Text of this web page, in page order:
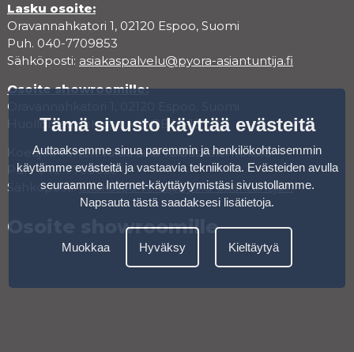
Lasku osoite:
Oravannahkatori 1, 02120 Espoo, Suomi
Puh. 040-7709853
Sähköposti: asiakaspalvelu@pyora-asiantuntija.fi
Osoite showroomille:
Oravannahkatori 1, 02120 Espoo, Suomi
Huollon aukioloajat MA-PE 10-18
Koeajoa varten varaa aika varauskalenterista.
Puh. 040-7709853
Sähköposti:asiakaspalvelu@pyora-asiantuntija.fi
Osoite showroomille
Tämä sivusto käyttää evästeitä
Auttaaksemme sinua paremmin ja henkilökohtaisemmin
käytämme evästeitä ja vastaavia tekniikoita. Evästeiden avulla
seuraamme Internet-käyttäytymistäsi sivustollamme.
Napsauta tästä saadaksesi lisätietoja.
Muokkaa Hyväksy Kieltäytyä